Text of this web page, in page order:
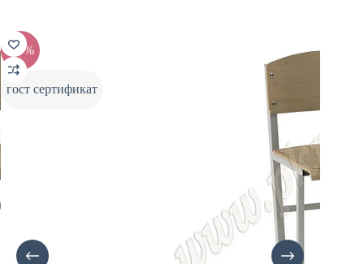
-10%
гост сертификат